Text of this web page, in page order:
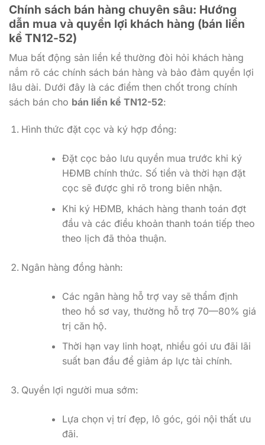
Chính sách bán hàng chuyên sâu: Hướng
dẫn mua và quyền lợi khách hàng (bán liền
kề TN12-52)
Mua bất động sản liền kề thường đòi hỏi khách hàng
nắm rõ các chính sách bán hàng và bảo đảm quyền lợi
lâu dài. Dưới đây là các điểm then chốt trong chính
sách bán cho bán liền kề TN12-52:
Hình thức đặt cọc và ký hợp đồng:
Đặt cọc bảo lưu quyền mua trước khi ký
HĐMB chính thức. Số tiền và thời hạn đặt
cọc sẽ được ghi rõ trong biên nhận.
Khi ký HĐMB, khách hàng thanh toán đợt
đầu và các điều khoản thanh toán tiếp theo
theo lịch đã thỏa thuận.
Ngân hàng đồng hành:
Các ngân hàng hỗ trợ vay sẽ thẩm định
theo hồ sơ vay, thường hỗ trợ 70—80% giá
trị căn hộ.
Thời hạn vay linh hoạt, nhiều gói ưu đãi lãi
suất ban đầu để giảm áp lực tài chính.
Quyền lợi người mua sớm:
Lựa chọn vị trí đẹp, lô góc, gói nội thất ưu
đãi.